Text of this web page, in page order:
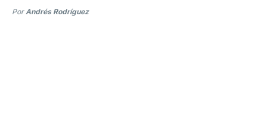
PorAndrés Rodríguez